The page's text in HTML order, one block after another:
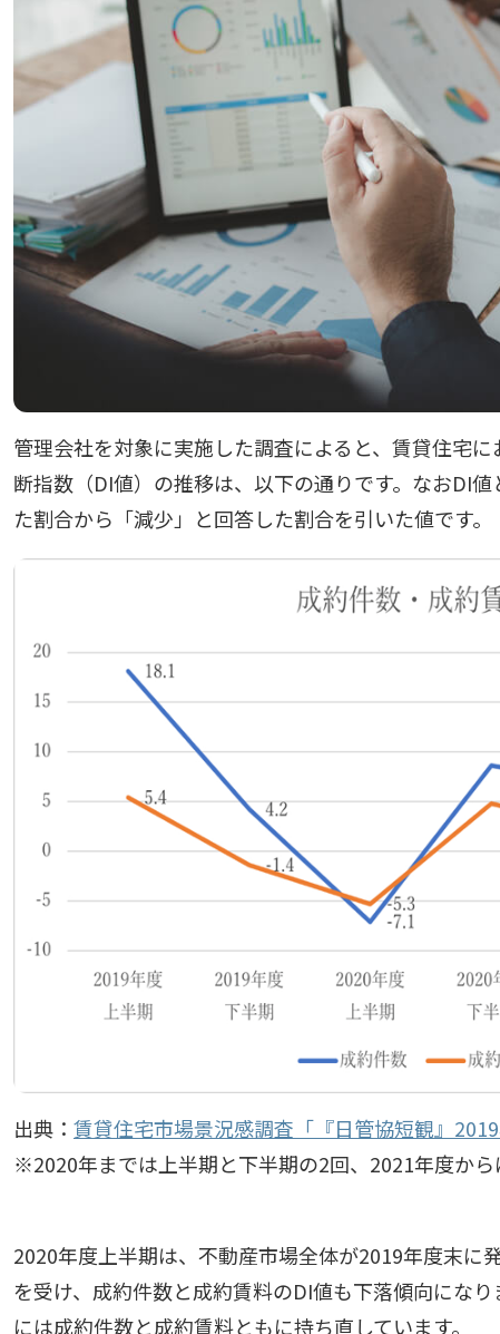
管理会社を対象に実施した調査によると、賃貸住宅
断指数（DI値）の推移は、以下の通りです。なおDI
た割合から「減少」と回答した割合を引いた値です。
出典： 賃貸住宅市場景況感調査「『日管協短観』2019
※2020年までは上半期と下半期の2回、2021年度から
2020年度上半期は、不動産市場全体が2019年度末に
を受け、成約件数と成約賃料のDI値も下落傾向にな
には成約件数と成約賃料ともに持ち直しています。